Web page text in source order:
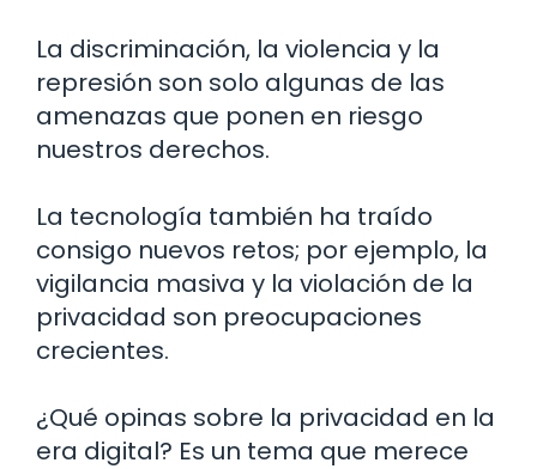
La discriminación, la violencia y la
represión son solo algunas de las
amenazas que ponen en riesgo
nuestros derechos.
La tecnología también ha traído
consigo nuevos retos; por ejemplo, la
vigilancia masiva y la violación de la
privacidad son preocupaciones
crecientes.
¿Qué opinas sobre la privacidad en la
era digital? Es un tema que merece